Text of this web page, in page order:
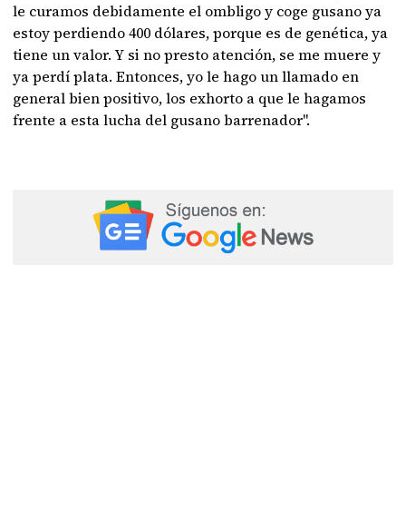
le curamos debidamente el ombligo y coge gusano ya
estoy perdiendo 400 dólares, porque es de genética, ya
tiene un valor. Y si no presto atención, se me muere y
ya perdí plata. Entonces, yo le hago un llamado en
general bien positivo, los exhorto a que le hagamos
frente a esta lucha del gusano barrenador".